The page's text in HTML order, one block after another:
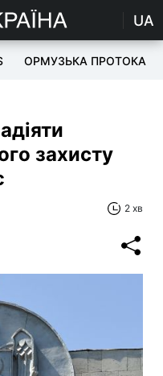
UA
ОРМУЗЬКА ПРОТОКА
захисту
2 хв